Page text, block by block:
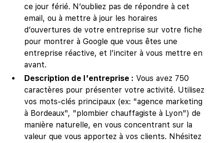
ce jour férié. N’oubliez pas de répondre à cet
email, ou à mettre à jour les horaires
d’ouvertures de votre entreprise sur votre fiche
pour montrer à Google que vous êtes une
entreprise réactive, et l’inciter à vous mettre en
avant.
Description de l'entreprise : Vous avez 750
caractères pour présenter votre activité. Utilisez
vos mots-clés principaux (ex: "agence marketing
à Bordeaux", "plombier chauffagiste à Lyon") de
manière naturelle, en vous concentrant sur la
valeur que vous apportez à vos clients. Nhésitez